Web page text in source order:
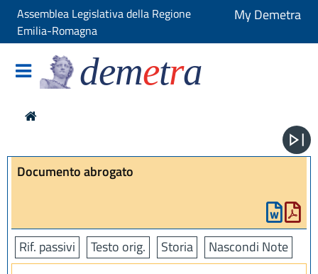
Assemblea Legislativa della Regione
Emilia-Romagna
My Demetra
demetra
Documento abrogato
Rif. passivi Testo orig. Storia Nascondi Note